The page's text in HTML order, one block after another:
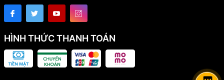
HÌNH THỨC THANH TOÁN